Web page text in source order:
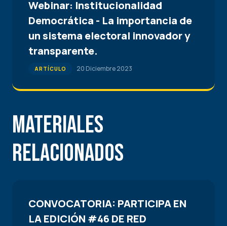
Webinar: Institucionalidad
Democrática - La importancia de
un sistema electoral innovador y
transparente.
ARTÍCULO 20 Diciembre 2023
Materiales
Relacionados
CONVOCATORIA: PARTICIPA EN
LA EDICIÓN #46 DE RED